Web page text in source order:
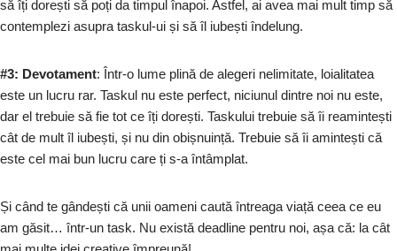
să îți dorești să poți da timpul înapoi. Astfel, ai avea mai mult timp să
contemplezi asupra taskul-ui și să îl iubești îndelung.
#3: Devotament: Într-o lume plină de alegeri nelimitate, loialitatea
este un lucru rar. Taskul nu este perfect, niciunul dintre noi nu este,
dar el trebuie să fie tot ce îți dorești. Taskului trebuie să îi reamintești
cât de mult îl iubești, și nu din obișnuință. Trebuie să îi amintești că
este cel mai bun lucru care ți s-a întâmplat.
Și când te gândești că unii oameni caută întreaga viață ceea ce eu
am găsit… într-un task. Nu există deadline pentru noi, așa că: la cât